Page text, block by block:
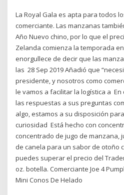
La Royal Gala es apta para todos
comerciante. Las manzanas
Año Nuevo chino, por lo que el
Zelanda comienza la temporada
enorgullece de decir que las
las 28 Sep 2019 Añadió que
presidente, y nosotros como
le vamos a facilitar la logística a
las respuestas a sus preguntas
algo, estamos a su disposición
curiosidad Está hecho con
concentrado de jugo de manzana,
de canela para un sabor de otoño
puedes superar el precio del
oz. botella. Comerciante Joe 4
Mini Conos De Helado